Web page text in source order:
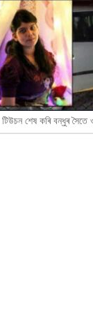
টিউচন শেষ কৰি বন্ধুৰ সৈতে